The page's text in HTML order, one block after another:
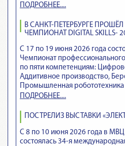
ПОДРОБНЕЕ....
В САНКТ-ПЕТЕРБУРГЕ
ЧЕМПИОНАТ DIGITAL SKILLS-
С 17 по 19 июня 2026 года
Чемпионат
по пяти компетенциям:
Аддитивное производство,
Промышленная робототехника
ПОДРОБНЕЕ....
ПОСТРЕЛИЗ ВЫСТАВКИ
С 8 по 10 июня 2026 года в МВЦ
состоялась 34-я